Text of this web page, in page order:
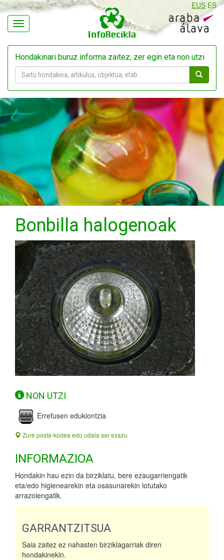
Navegación
EUS ES
Hondakinari buruz informa zaitez, zer egin eta non utzi
Bonbilla halogenoak
NON UTZI
Errefusen edukiontzia
Zure posta-kodea edo udala sar ezazu
INFORMAZIOA
Hondakin hau ezin da birziklatu, bere ezaugarriengatik
eta/edo higienearekin eta osasunarekin lotutako
arrazoiengatik.
GARRANTZITSUA
Saia zaitez ez nahasten birziklagarriak diren
hondakinekin.